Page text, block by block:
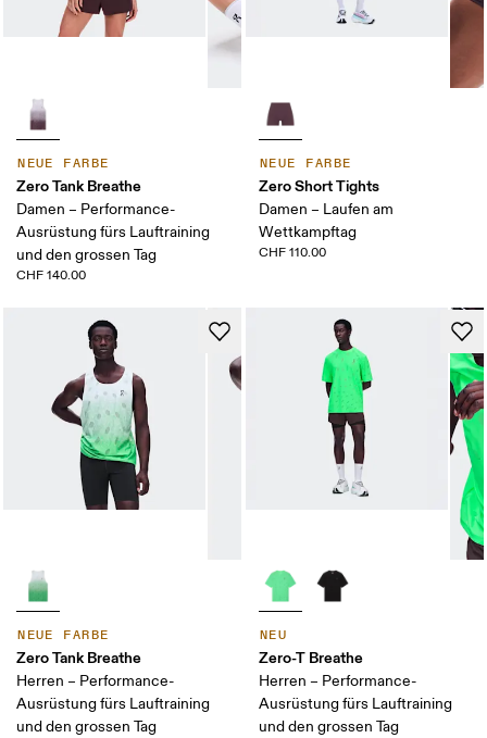
NEUE FARBE
Zero Tank Breathe
Damen – Performance-
Ausrüstung fürs Lauftraining
und den grossen Tag
CHF 140.00
NEUE FARBE
Zero Short Tights
Damen – Laufen am
Wettkampftag
CHF 110.00
NEUE FARBE
Zero Tank Breathe
Herren – Performance-
Ausrüstung fürs Lauftraining
und den grossen Tag
NEU
Zero-T Breathe
Herren – Performance-
Ausrüstung fürs Lauftraining
und den grossen Tag